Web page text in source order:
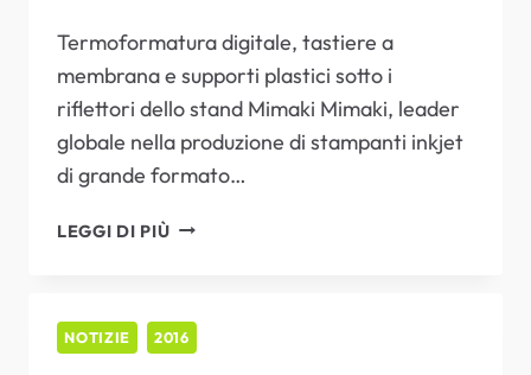
PER
SETTORE
DELLA
PLASTICA
STAMPA DIGITALE PER IL
SETTORE DELLA
PLASTICA
Termoformatura digitale, tastiere a
membrana e supporti plastici sotto i
riflettori dello stand Mimaki Mimaki, leader
globale nella produzione di stampanti inkjet
di grande formato…
LEGGI DI PIÙIN
2016
NOTIZIE 2016